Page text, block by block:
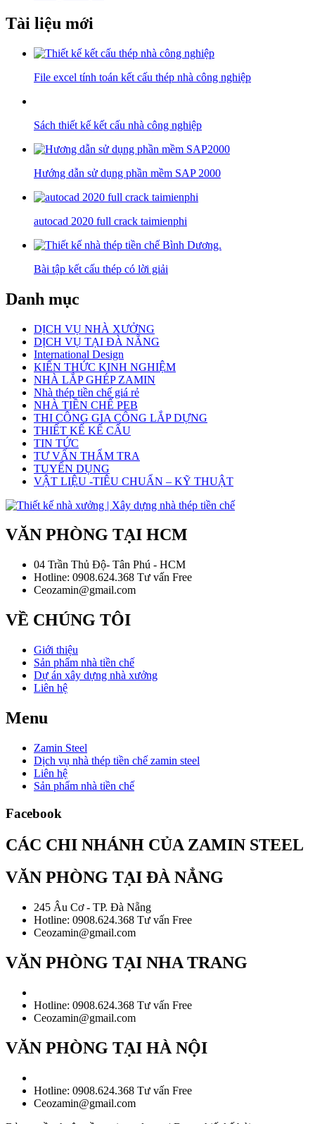
Tài liệu mới
File excel tính toán kết cấu thép nhà công nghiệp
Sách thiết kế kết cấu nhà công nghiệp
Hướng dẫn sử dụng phần mềm SAP 2000
autocad 2020 full crack taimienphi
Bài tập kết cấu thép có lời giải
Danh mục
DỊCH VỤ NHÀ XƯỞNG
DỊCH VỤ TẠI ĐÀ NẴNG
International Design
KIẾN THỨC KINH NGHIỆM
NHÀ LẮP GHÉP ZAMIN
Nhà thép tiền chế giá rẻ
NHÀ TIỀN CHẾ PEB
THI CÔNG GIA CÔNG LẮP DỰNG
THIẾT KẾ KẾ CẤU
TIN TỨC
TƯ VẤN THẨM TRA
TUYỂN DỤNG
VẬT LIỆU -TIÊU CHUẨN – KỸ THUẬT
VĂN PHÒNG TẠI HCM
04 Trần Thủ Độ- Tân Phú - HCM
Hotline: 0908.624.368 Tư vấn Free
Ceozamin@gmail.com
VỀ CHÚNG TÔI
Giới thiệu
Sản phẩm nhà tiền chế
Dự án xây dựng nhà xưởng
Liên hệ
Menu
Zamin Steel
Dịch vụ nhà thép tiền chế zamin steel
Liên hệ
Sản phẩm nhà tiền chế
Facebook
CÁC CHI NHÁNH CỦA ZAMIN STEEL
VĂN PHÒNG TẠI ĐÀ NẲNG
245 Âu Cơ - TP. Đà Nẵng
Hotline: 0908.624.368 Tư vấn Free
Ceozamin@gmail.com
VĂN PHÒNG TẠI NHA TRANG
Hotline: 0908.624.368 Tư vấn Free
Ceozamin@gmail.com
VĂN PHÒNG TẠI HÀ NỘI
Hotline: 0908.624.368 Tư vấn Free
Ceozamin@gmail.com